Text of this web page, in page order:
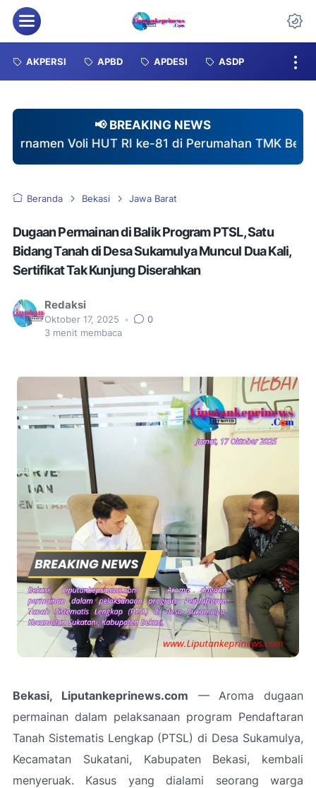
Menu
AKPERSI APBD APDESI ASDP
📢 BREAKING NEWS
RI ke-81 di Perumahan TMK Berlangsung Meriah,
Beranda Bekasi Jawa Barat
Dugaan Permainan di Balik Program PTSL, Satu
Bidang Tanah di Desa Sukamulya Muncul Dua Kali,
Sertifikat Tak Kunjung Diserahkan
Redaksi
Oktober 17, 2025 •
0
3 menit membaca
Bekasi, Liputankeprinews.com — Aroma dugaan
permainan dalam pelaksanaan program Pendaftaran
Tanah Sistematis Lengkap (PTSL) di Desa Sukamulya,
Kecamatan Sukatani, Kabupaten Bekasi, kembali
menyeruak. Kasus yang dialami seorang warga